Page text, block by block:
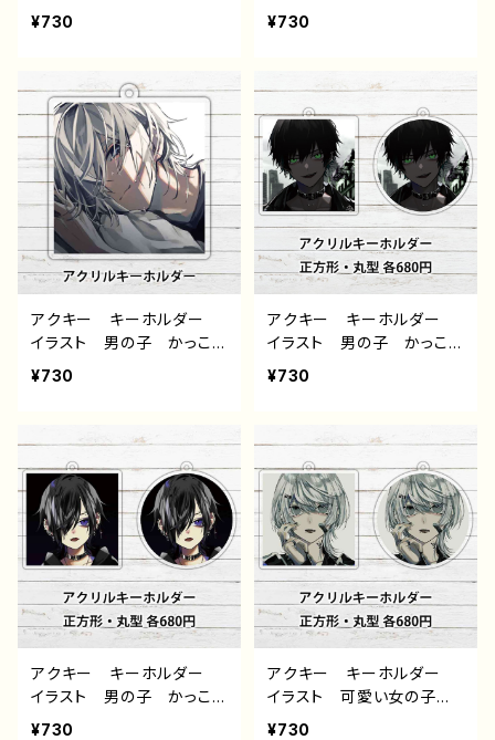
い イケメン 少年 おし
ンデレ 銀髪 白髪 個性
的 おすすめ 人気 イラ
ストレーター クリエイタ
ー 絵師 オリジナル デ
ザイン グッズ タイトル：
黒野京 デザイン30 作：黒
野京
¥730
い イケメン 少年 おし
ンデレ 銀髪 白髪 個性
的 おすすめ 人気 イラ
ストレーター クリエイタ
ー 絵師 オリジナル デ
ザイン グッズ タイトル：
黒野京 デザイン24 作：黒
野京
¥730
アクキー キーホルダー
イラスト 男の子 かっこい
い イケメン 少年 おし
ンデレ 銀髪 白髪 個性
的 おすすめ 人気 イラ
ストレーター クリエイタ
ー 絵師 オリジナル デ
ザイン グッズ タイトル：
黒野京 デザイン27 作：黒
野京
¥730
アクキー キーホルダー
イラスト 男の子 かっこい
い イケメン 少年 おし
ンデレ 黒髪 ピアス 個
性的 おすすめ 人気 イ
ラストレーター クリエイタ
ー 絵師 オリジナル デ
ザイン グッズ アクリルキ
ーホルダー タイトル：黒野
京 デザイン51 作：黒野京
¥730
アクキー キーホルダー
イラスト 男の子 かっこい
い イケメン 少年 おし
¥730
アクキー キーホルダー
イラスト 可愛い女の子
かっこいい おしゃれ エモ
¥730